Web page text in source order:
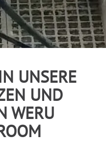
UNSERE
UND
WERU